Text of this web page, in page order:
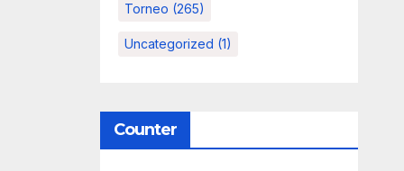
Torneo (265)
Uncategorized (1)
Counter